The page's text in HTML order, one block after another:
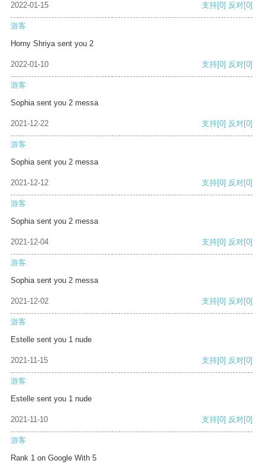
2022-01-15 支持[0] 反对[0]
游客
Horny Shriya sent you 2
2022-01-10 支持[0] 反对[0]
游客
Sophia sent you 2 messa
2021-12-22 支持[0] 反对[0]
游客
Sophia sent you 2 messa
2021-12-12 支持[0] 反对[0]
游客
Sophia sent you 2 messa
2021-12-04 支持[0] 反对[0]
游客
Sophia sent you 2 messa
2021-12-02 支持[0] 反对[0]
游客
Estelle sent you 1 nude
2021-11-15 支持[0] 反对[0]
游客
Estelle sent you 1 nude
2021-11-10 支持[0] 反对[0]
游客
Rank 1 on Google With 5